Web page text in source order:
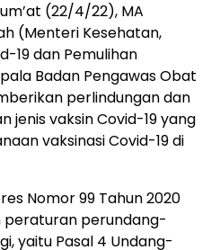
(22/4/22), MA
(Menteri Kesehatan,
19 dan Pemulihan
Badan Pengawas Obat
perlindungan dan
jenis vaksin Covid-19 yang
vaksinasi Covid-19 di
Nomor 99 Tahun 2020
perundang-
yaitu Pasal 4 Undang-